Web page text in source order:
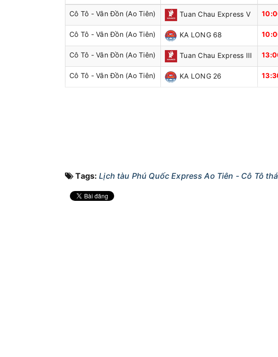
Cô Tô - Vân Đồn (Ao Tiên) Tuan Chau Express V
Cô Tô - Vân Đồn (Ao Tiên) KA LONG 68
Cô Tô - Vân Đồn (Ao Tiên) Tuan Chau Express III
Cô Tô - Vân Đồn (Ao Tiên) KA LONG 26
Tags:Lịch tàu Phú Quốc Express Ao Tiên - Cô Tô